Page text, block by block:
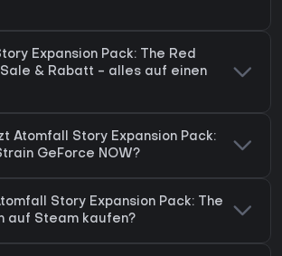
Expansion Pack: The Red
Sale & Rabatt - alles auf einen
Atomfall Story Expansion Pack:
GeForce NOW?
Story Expansion Pack: The
auf Steam kaufen?